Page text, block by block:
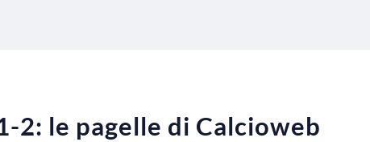
2: le pagelle di Calcioweb